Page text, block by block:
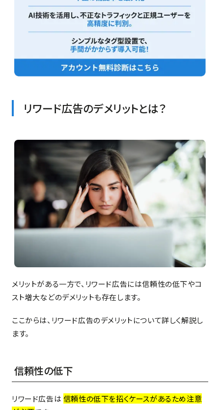
リワード広告のデメリットとは？
メリットがある一方で、リワード広告には信頼性の低下やコ
スト増大などのデメリットも存在します。
ここからは、リワード広告のデメリットについて詳しく解説し
ます。
信頼性の低下
リワード広告は 信頼性の低下を招くケースがあるため注意